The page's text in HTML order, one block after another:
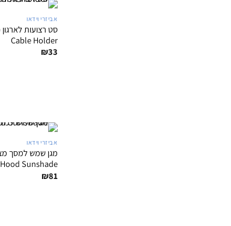
אביזרי וידאו
Cable Holder
₪33
אביזרי וידאו
Hood Sunshade
₪81